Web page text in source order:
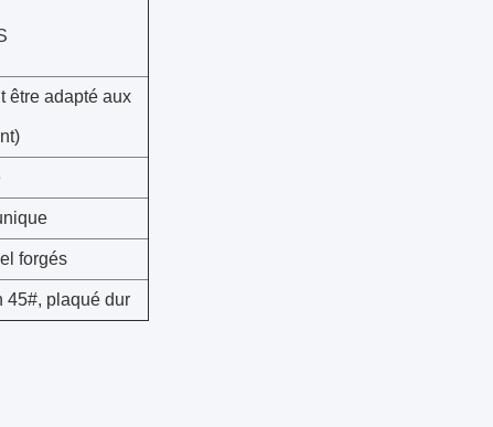
être adapté aux
forgés
45#, plaqué dur